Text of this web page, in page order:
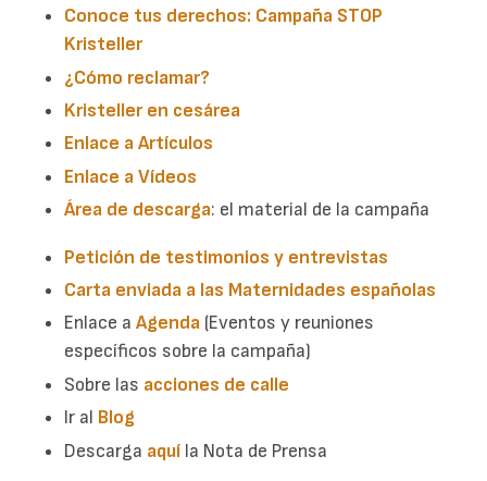
Conoce tus derechos: Campaña STOP
Kristeller
¿Cómo reclamar?
Kristeller en cesárea
Enlace a Artículos
Enlace a Vídeos
Área de descarga: el material de la campaña
Petición de testimonios y entrevistas
Carta enviada a las Maternidades españolas
Enlace aAgenda (Eventos y reuniones
específicos sobre la campaña)
Sobre las acciones de calle
Ir al Blog
Descarga aquí la Nota de Prensa